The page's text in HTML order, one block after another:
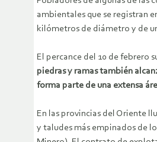
ambientales que se registran
kilómetros de diámetro y de
El percance del 10 de febrero
piedras y ramas también
forma parte de una extensa
En las provincias del Oriente
y taludes más empinados de